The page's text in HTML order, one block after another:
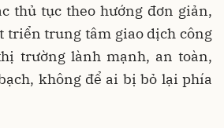
thủ tục theo hướng đơn giản,
triển trung tâm giao dịch công
trường lành mạnh, an toàn,
không để ai bị bỏ lại phía